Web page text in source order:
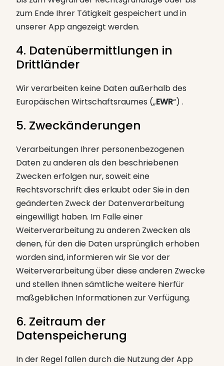
zum Ende Ihrer Tätigkeit gespeichert und in
unserer App angezeigt werden.
4. Datenübermittlungen in
Drittländer
Wir verarbeiten keine Daten außerhalb des
Europäischen Wirtschaftsraumes („EWR“) .
5. Zweckänderungen
Verarbeitungen Ihrer personenbezogenen
Daten zu anderen als den beschriebenen
Zwecken erfolgen nur, soweit eine
Rechtsvorschrift dies erlaubt oder Sie in den
geänderten Zweck der Datenverarbeitung
eingewilligt haben. Im Falle einer
Weiterverarbeitung zu anderen Zwecken als
denen, für den die Daten ursprünglich erhoben
worden sind, informieren wir Sie vor der
Weiterverarbeitung über diese anderen Zwecke
und stellen Ihnen sämtliche weitere hierfür
maßgeblichen Informationen zur Verfügung.
6. Zeitraum der
Datenspeicherung
In der Regel fallen durch die Nutzung der App